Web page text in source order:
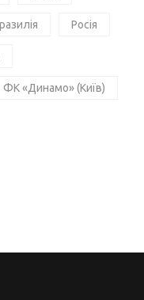
Росія
ФК «Динамо» (Київ)